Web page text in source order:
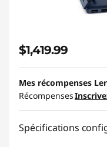
$1,419.99
Mes récompenses
Récompenses
Spécifications